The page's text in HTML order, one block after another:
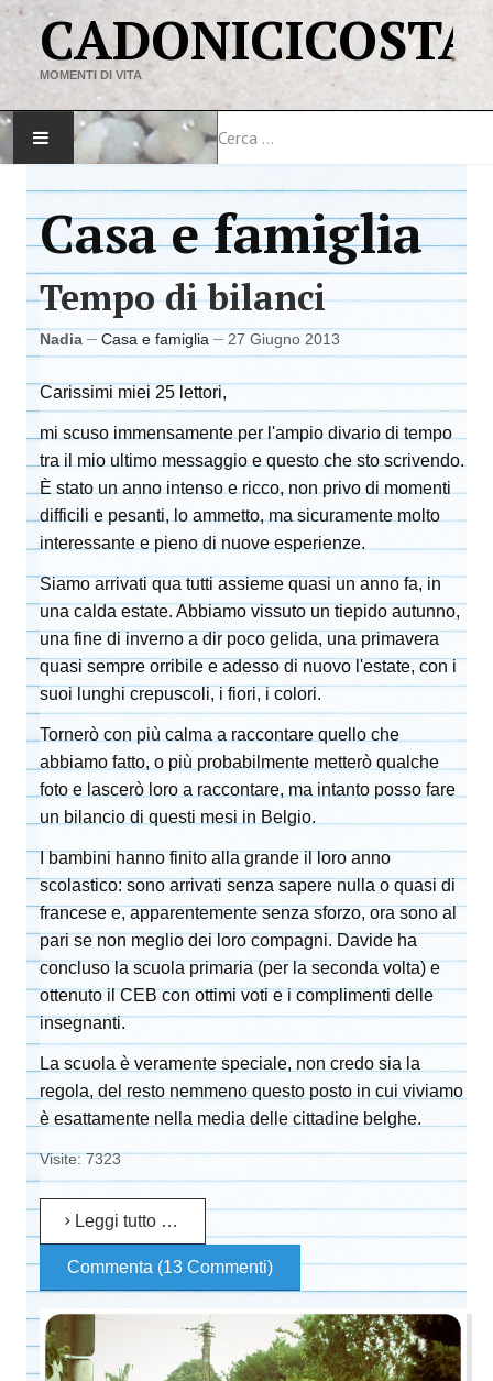
CADONICICOSTA
MOMENTI DI VITA
HOME
MAPPA DEL SITO
VIAGGI
LINK
Casa e famiglia
Tempo di bilanci
Nadia Casa e famiglia 27 Giugno 2013
Carissimi miei 25 lettori,
mi scuso immensamente per l'ampio divario di tempo
tra il mio ultimo messaggio e questo che sto scrivendo.
È stato un anno intenso e ricco, non privo di momenti
difficili e pesanti, lo ammetto, ma sicuramente molto
interessante e pieno di nuove esperienze.
Siamo arrivati qua tutti assieme quasi un anno fa, in
una calda estate. Abbiamo vissuto un tiepido autunno,
una fine di inverno a dir poco gelida, una primavera
quasi sempre orribile e adesso di nuovo l'estate, con i
suoi lunghi crepuscoli, i fiori, i colori.
Tornerò con più calma a raccontare quello che
abbiamo fatto, o più probabilmente metterò qualche
foto e lascerò loro a raccontare, ma intanto posso fare
un bilancio di questi mesi in Belgio.
I bambini hanno finito alla grande il loro anno
scolastico: sono arrivati senza sapere nulla o quasi di
francese e, apparentemente senza sforzo, ora sono al
pari se non meglio dei loro compagni. Davide ha
concluso la scuola primaria (per la seconda volta) e
ottenuto il CEB con ottimi voti e i complimenti delle
insegnanti.
La scuola è veramente speciale, non credo sia la
regola, del resto nemmeno questo posto in cui viviamo
è esattamente nella media delle cittadine belghe.
Visite: 7323
Leggi tutto …
Commenta (13 Commenti)